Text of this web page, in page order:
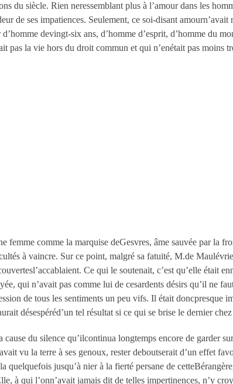
du siècle. Rien neressemblant plus à l’amour dans les
de ses impatiences. Seulement, ce soi-disant
devingt-six ans, d’homme d’esprit, d’homme du
pas la vie hors du droit commun et qui n’enétait pas moins
femme comme la marquise deGesvres, âme sauvée par la
à vaincre. Sur ce point, malgré sa fatuité, M.de
Ce qui le soutenait, c’est qu’elle était
qui n’avait pas comme lui de cesardents désirs qu’il ne
de tous les sentiments un peu vifs. Il était doncpresque
désespéréd’un tel résultat si ce qui se brise le dernier
du silence qu’ilcontinua longtemps encore de garder
vu la terre à ses genoux, rester deboutserait d’un effet
quelquefois jusqu’à nier à la fierté persane de
à qui l’onn’avait jamais dit de telles impertinences, n’y